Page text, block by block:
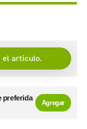
el artículo.
preferida
Agregar